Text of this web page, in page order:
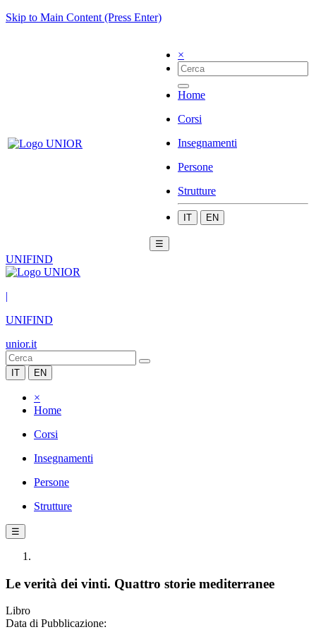
Skip to Main Content (Press Enter)
×
Home
Corsi
Insegnamenti
Persone
Strutture
IT EN
☰
UNIFIND
|
UNIFIND
unior.it
IT EN
×
Home
Corsi
Insegnamenti
Persone
Strutture
☰
Le verità dei vinti. Quattro storie mediterranee
Libro
Data di Pubblicazione: